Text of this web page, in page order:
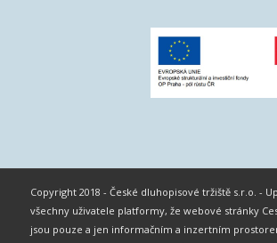
Copyright 2018 - České dluhopisové tržiště s.r.o. -
všechny uživatele platformy, že webové stránky
jsou pouze a jen informačním a inzertním